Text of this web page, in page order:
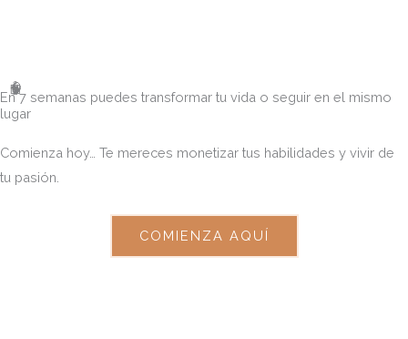
🧠
🤖
En 7 semanas puedes transformar tu vida o seguir en el mismo
lugar
Comienza hoy… Te mereces monetizar tus habilidades y vivir de
tu pasión.
COMIENZA AQUÍ